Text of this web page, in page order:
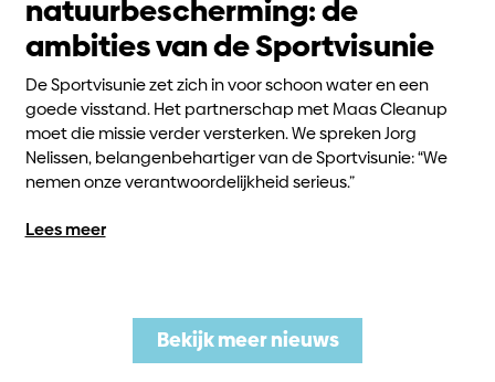
natuurbescherming: de
ambities van de Sportvisunie
De Sportvisunie zet zich in voor schoon water en een
goede visstand. Het partnerschap met Maas Cleanup
moet die missie verder versterken. We spreken Jorg
Nelissen, belangenbehartiger van de Sportvisunie: “We
nemen onze verantwoordelijkheid serieus.”
Lees meer
Bekijk meer nieuws